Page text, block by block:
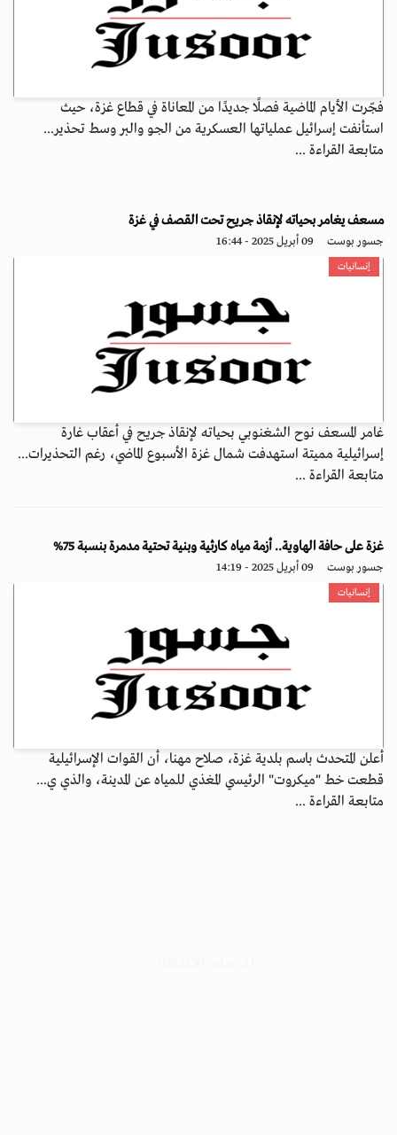
فجّرت الأيام الماضية فصلًا جديدًا من المعاناة في قطاع غزة، حيث
استأنفت إسرائيل عملياتها العسكرية من الجو والبر وسط تحذير...
متابعة القراءة ...
مسعف يغامر بحياته لإنقاذ جريح تحت القصف في غزة
جسور بوست 09 أبريل 2025 - 16:44
إنسانيات
غامر المسعف نوح الشغنوبي بحياته لإنقاذ جريح في أعقاب غارة
إسرائيلية مميتة استهدفت شمال غزة الأسبوع الماضي، رغم التحذيرات...
متابعة القراءة ...
غزة على حافة الهاوية.. أزمة مياه كارثية وبنية تحتية مدمرة بنسبة 75%
جسور بوست 09 أبريل 2025 - 14:19
إنسانيات
أعلن المتحدث باسم بلدية غزة، صلاح مهنا، أن القوات الإسرائيلية
قطعت خط "ميكروت" الرئيسي المغذي للمياه عن المدينة، والذي ي...
متابعة القراءة ...